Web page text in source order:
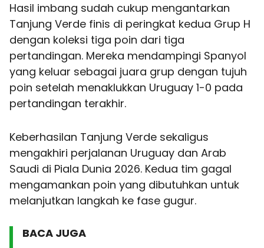
Hasil imbang sudah cukup mengantarkan
Tanjung Verde finis di peringkat kedua Grup H
dengan koleksi tiga poin dari tiga
pertandingan. Mereka mendampingi Spanyol
yang keluar sebagai juara grup dengan tujuh
poin setelah menaklukkan Uruguay 1-0 pada
pertandingan terakhir.
Keberhasilan Tanjung Verde sekaligus
mengakhiri perjalanan Uruguay dan Arab
Saudi di Piala Dunia 2026. Kedua tim gagal
mengamankan poin yang dibutuhkan untuk
melanjutkan langkah ke fase gugur.
BACA JUGA